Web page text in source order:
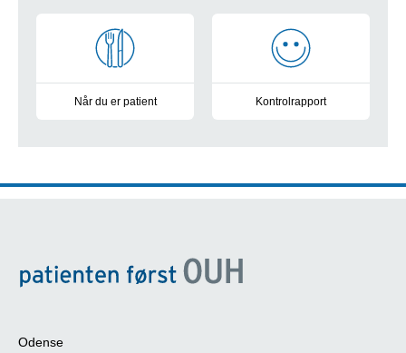
Når du er patient Kontrolrapport
Odense